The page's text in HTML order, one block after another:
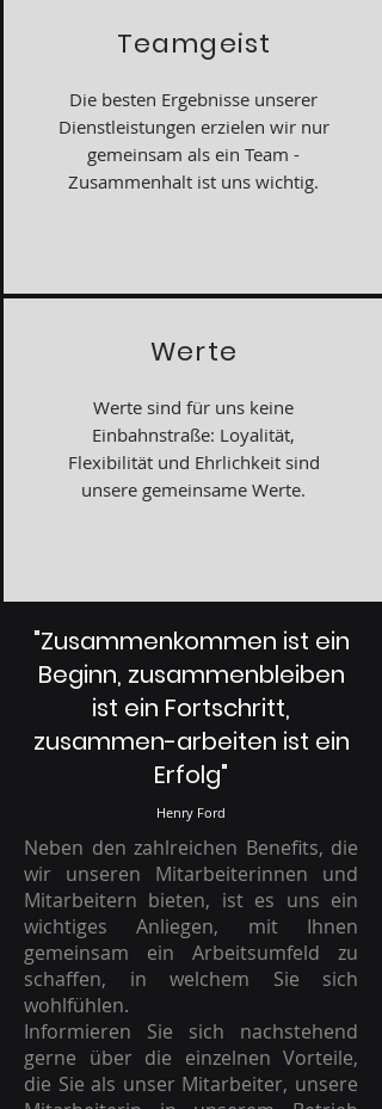
Teamgeist
Die besten Ergebnisse unserer
Dienstleistungen erzielen wir nur
gemeinsam als ein Team -
Zusammenhalt ist uns wichtig.
Werte
Werte sind für uns keine
Einbahnstraße: Loyalität,
Flexibilität und Ehrlichkeit sind
unsere gemeinsame Werte.
"Zusammenkommen ist ein
Beginn, zusammenbleiben
ist ein Fortschritt,
zusammen-arbeiten ist ein
Erfolg"
Henry Ford
Neben den zahlreichen Benefits, die
wir unseren Mitarbeiterinnen und
Mitarbeitern bieten, ist es uns ein
wichtiges Anliegen, mit Ihnen
gemeinsam ein Arbeitsumfeld zu
schaffen, in welchem Sie sich
wohlfühlen.
Informieren Sie sich nachstehend
gerne über die einzelnen Vorteile,
die Sie als unser Mitarbeiter, unsere